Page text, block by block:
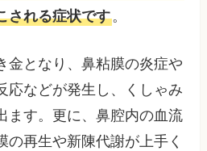
される症状です。
金となり、鼻粘膜の炎症や
応などが発生し、くしゃみ
ます。更に、鼻腔内の血流
の再生や新陳代謝が上手く